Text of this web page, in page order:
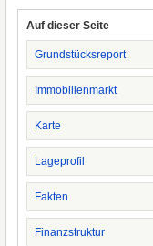
Auf dieser Seite
Grundstücksreport
Immobilienmarkt
Karte
Lageprofil
Fakten
Finanzstruktur